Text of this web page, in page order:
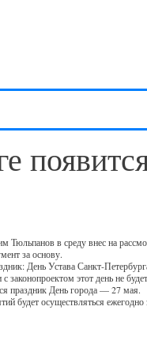
Тюльпанов в среду внес на
за основу.
День Устава Санкт-
законопроектом этот день не
праздник День города — 27 мая.
будет осуществляться